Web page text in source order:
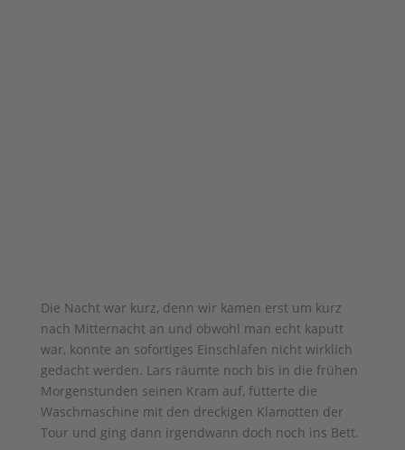
Die Nacht war kurz, denn wir kamen erst um kurz
nach Mitternacht an und obwohl man echt kaputt
war, konnte an sofortiges Einschlafen nicht wirklich
gedacht werden. Lars räumte noch bis in die frühen
Morgenstunden seinen Kram auf, fütterte die
Waschmaschine mit den dreckigen Klamotten der
Tour und ging dann irgendwann doch noch ins Bett.